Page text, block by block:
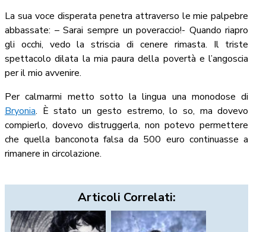
La sua voce disperata penetra attraverso le mie palpebre
abbassate: – Sarai sempre un poveraccio!- Quando riapro
gli occhi, vedo la striscia di cenere rimasta. Il triste
spettacolo dilata la mia paura della povertà e l’angoscia
per il mio avvenire.
Per calmarmi metto sotto la lingua una monodose di
Bryonia. È stato un gesto estremo, lo so, ma dovevo
compierlo, dovevo distruggerla, non potevo permettere
che quella banconota falsa da 500 euro continuasse a
rimanere in circolazione.
Articoli Correlati: